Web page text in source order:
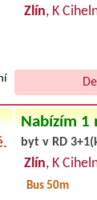
Zlín, K
Nabízím 1
byt v RD
Zlín, K
Bus 50m